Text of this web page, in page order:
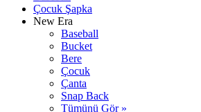
Çocuk Şapka
New Era
Baseball
Bucket
Bere
Çocuk
Çanta
Snap Back
Tümünü Gör »